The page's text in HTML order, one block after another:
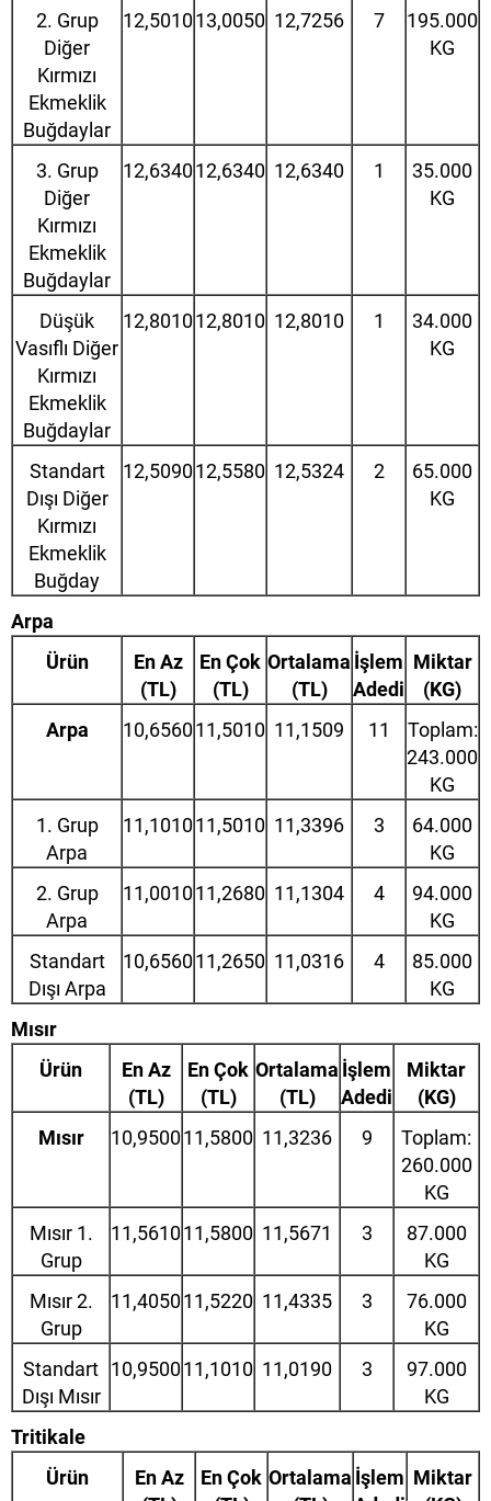
2. Grup
Diğer
Kırmızı
Ekmeklik
Buğdaylar
12,501013,0050 12,7256 7
195.000
KG
3. Grup
Diğer
Kırmızı
Ekmeklik
Buğdaylar
12,634012,6340 12,6340 1
35.000
KG
Düşük
Vasıflı Diğer
Kırmızı
Ekmeklik
Buğdaylar
12,801012,8010 12,8010 1
34.000
KG
Standart
Dışı Diğer
Kırmızı
Ekmeklik
Buğday
12,509012,5580 12,5324 2
65.000
KG
Arpa
Ürün
En Az
(TL)
En Çok
(TL)
Ortalama
(TL)
İşlem
Adedi
Miktar
(KG)
Arpa
10,656011,5010 11,1509 11
Toplam:
243.000
KG
1. Grup
Arpa
11,101011,5010 11,3396 3
64.000
KG
2. Grup
Arpa
11,001011,2680 11,1304 4
94.000
KG
Standart
Dışı Arpa
10,656011,2650 11,0316 4
85.000
KG
Mısır
Ürün
En Az
(TL)
En Çok
(TL)
Ortalama
(TL)
İşlem
Adedi
Miktar
(KG)
Mısır
10,950011,5800 11,3236 9
Toplam:
260.000
KG
Mısır 1.
Grup
11,561011,5800 11,5671 3
87.000
KG
Mısır 2.
Grup
11,405011,5220 11,4335 3
76.000
KG
Standart
Dışı Mısır
10,950011,1010 11,0190 3
97.000
KG
Tritikale
Ürün
En Az
En Çok Ortalama İşlem Miktar